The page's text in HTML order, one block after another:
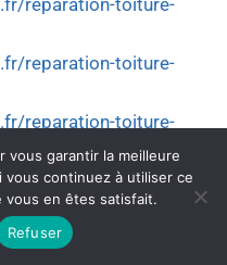
reparation-toiture-
reparation-toiture-
reparation-toiture-
reparation-toiture-
reparation-toiture-
vous garantir la meilleure
continuez à utiliser ce
vous en êtes satisfait.
Refuser